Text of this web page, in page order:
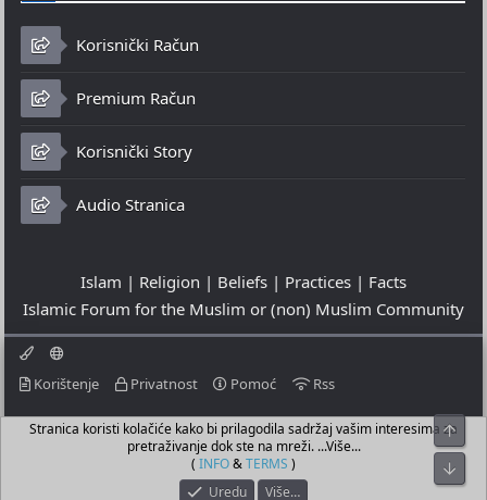
Korisnički Račun
Premium Račun
Korisnički Story
Audio Stranica
Islam | Religion | Beliefs | Practices | Facts
Islamic Forum for the Muslim or (non) Muslim Community
Korištenje Privatnost Pomoć Rss
© 2023 - 06-08-2026
© Islamic Community Platform ®
Stranica koristi kolačiće kako bi prilagodila sadržaj vašim interesima za
pretraživanje dok ste na mreži. ...Više...
( INFO&TERMS )
Uredu
Više…
Top